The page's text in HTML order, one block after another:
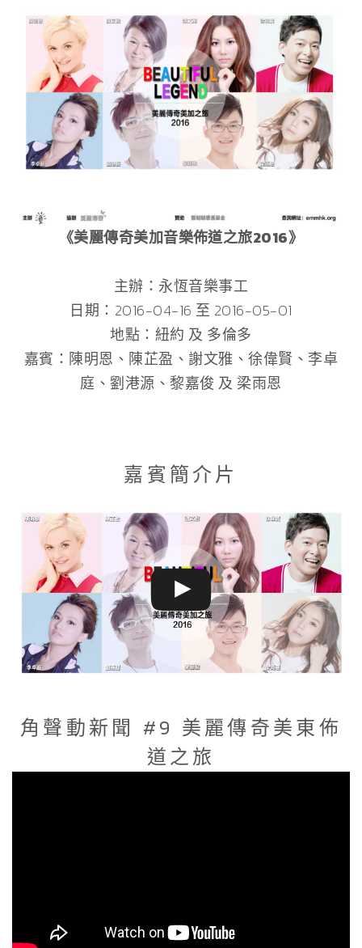
《美麗傳奇美加音樂佈道之旅2016》
主辦：永恆音樂事工
日期：2016-04-16 至 2016-05-01
地點：紐約 及 多倫多
嘉賓：陳明恩、陳芷盈、謝文雅、徐偉賢、李卓
庭、劉港源、黎嘉俊 及 梁雨恩
嘉賓簡介片
角聲動新聞 #9 美麗傳奇美東佈
道之旅